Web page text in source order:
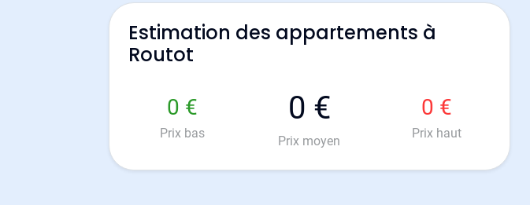
Estimation des appartements à
Routot
0 €
Prix bas
0 €
Prix moyen
0 €
Prix haut